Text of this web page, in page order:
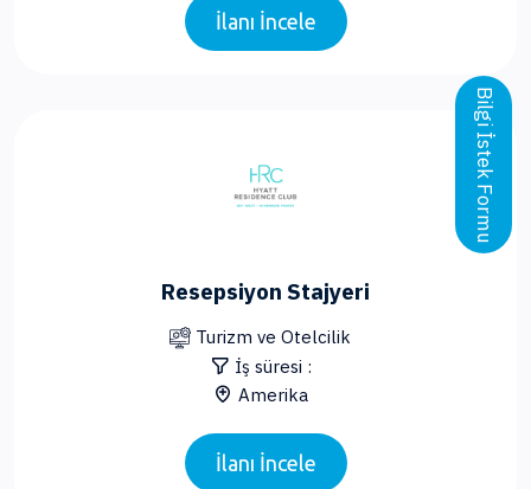
İlanı İncele
Resepsiyon Stajyeri
Turizm ve Otelcilik
İş süresi :
Amerika
İlanı İncele
Bilgi İstek Formu